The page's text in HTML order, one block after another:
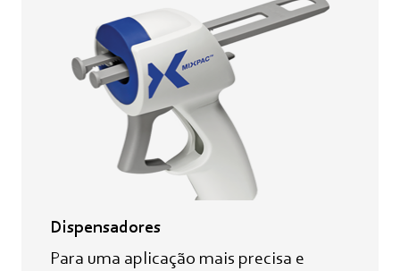
Dispensadores
Para uma aplicação mais precisa e